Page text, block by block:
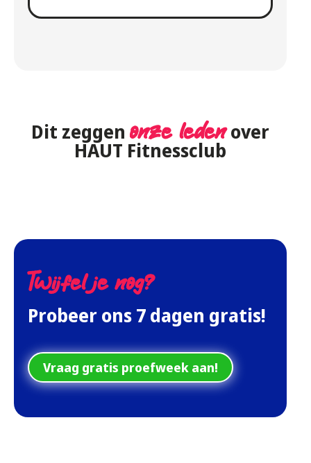
Dit zeggen onze ledenover
HAUT Fitnessclub
Twijfel je nog?
Probeer ons 7 dagen gratis!
Vraag gratis proefweek aan!